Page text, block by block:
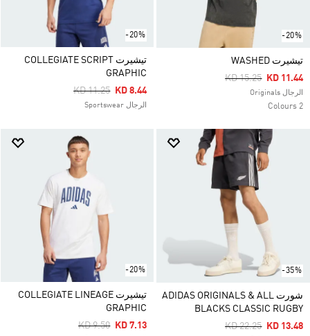
-20%
تيشيرت WASHED
Price Reduced
KD 15.25ToKD 11.44
الرجال Originals
2 Colours
-20%
تيشيرت COLLEGIATE SCRIPT
GRAPHIC
Price Reduced From
KD 11.25ToKD 8.44
الرجال Sportswear
-35%
شورت ADIDAS ORIGINALS & ALL
BLACKS CLASSIC RUGBY
Price Reduced
KD 22.25ToKD 13.48
-20%
تيشيرت COLLEGIATE LINEAGE
GRAPHIC
Price Reduced From
KD 9.50ToKD 7.13